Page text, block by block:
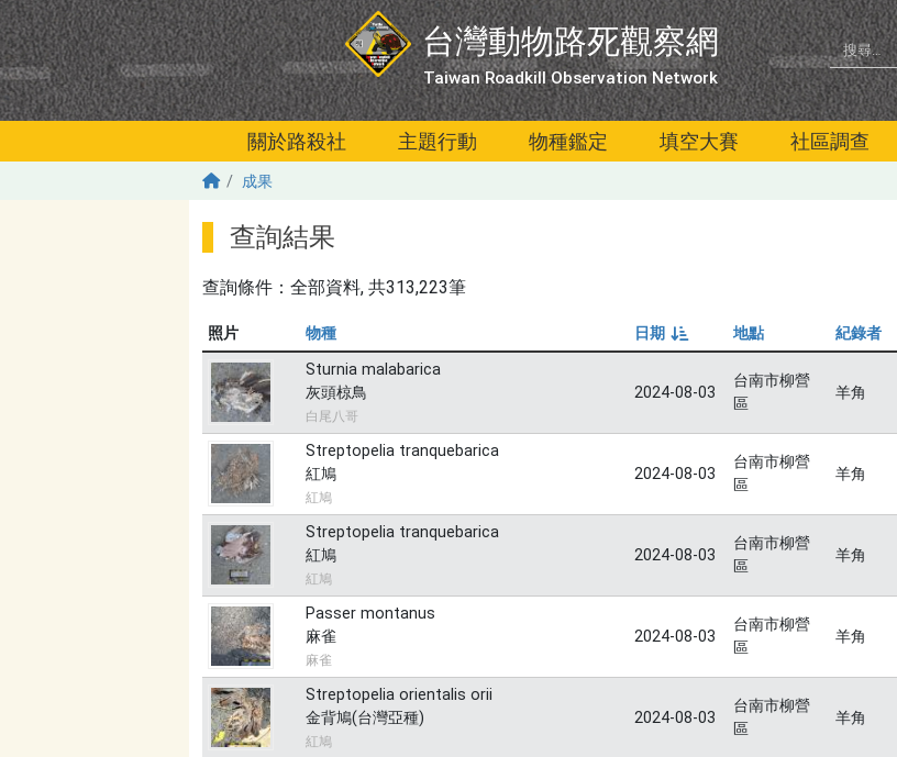
移至主內容
台灣動物路死觀察網
Taiwan Roadkill Observation Network
關於路殺社 主題行動 物種鑑定 填空大賽 社區調查
成果
查詢結果
查詢條件： 全部資料, 共313,223筆
照片 物種
日期
由小到大
地點 紀錄者
Sturnia malabarica
灰頭椋鳥
白尾八哥
2024-08-03
台南市柳營
區
羊角
Streptopelia tranquebarica
紅鳩
紅鳩
2024-08-03
台南市柳營
區
羊角
Streptopelia tranquebarica
紅鳩
紅鳩
2024-08-03
台南市柳營
區
羊角
Passer montanus
麻雀
麻雀
2024-08-03
台南市柳營
區
羊角
Streptopelia orientalis orii
金背鳩(台灣亞種)
紅鳩
2024-08-03
台南市柳營
區
羊角